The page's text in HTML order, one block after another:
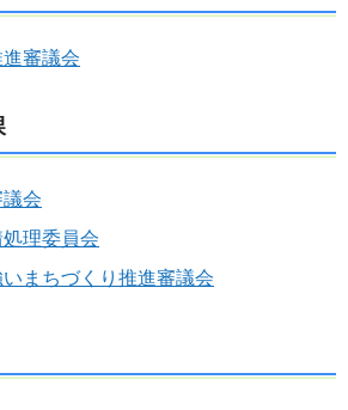
審議会
会
理委員会
まちづくり推進審議会